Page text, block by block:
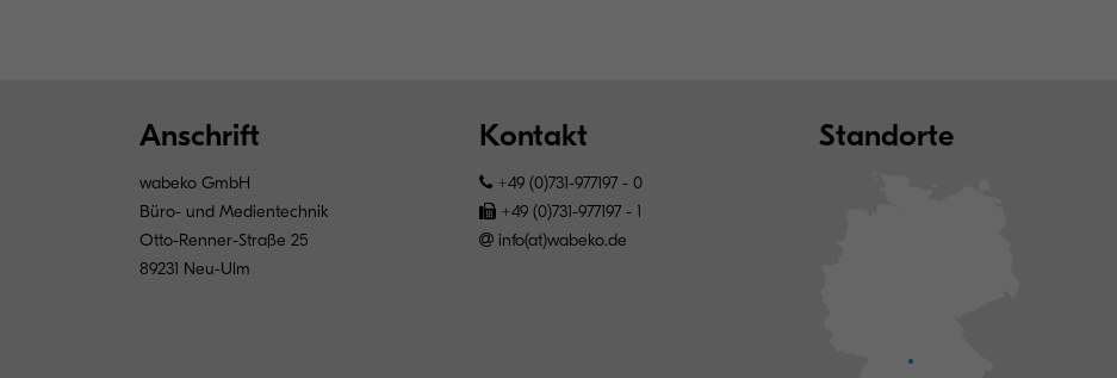
Anschrift
wabeko GmbH
Büro- und Medientechnik
Otto-Renner-Straße 25
89231 Neu-Ulm
Kontakt
+49 (0)731-977197 - 0
+49 (0)731-977197 - 1
info(at)wabeko.de
Standorte